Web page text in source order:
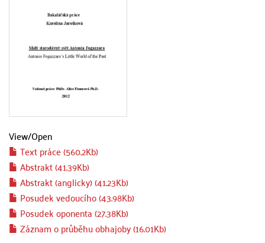
View/Open
Text práce (560.2Kb)
Abstrakt (41.39Kb)
Abstrakt (anglicky) (41.23Kb)
Posudek vedoucího (43.98Kb)
Posudek oponenta (27.38Kb)
Záznam o průběhu obhajoby (16.01Kb)